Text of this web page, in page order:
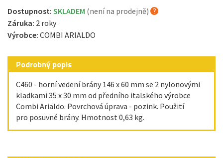
Dostupnost: SKLADEM (není na prodejně)
Záruka: 2 roky
Výrobce: COMBI ARIALDO
Podrobný popis
C460 - horní vedení brány 146 x 60 mm se 2 nylonovými
kladkami 35 x 30 mm od předního italského výrobce
Combi Arialdo. Povrchová úprava - pozink. Použití
pro posuvné brány. Hmotnost 0,63 kg.